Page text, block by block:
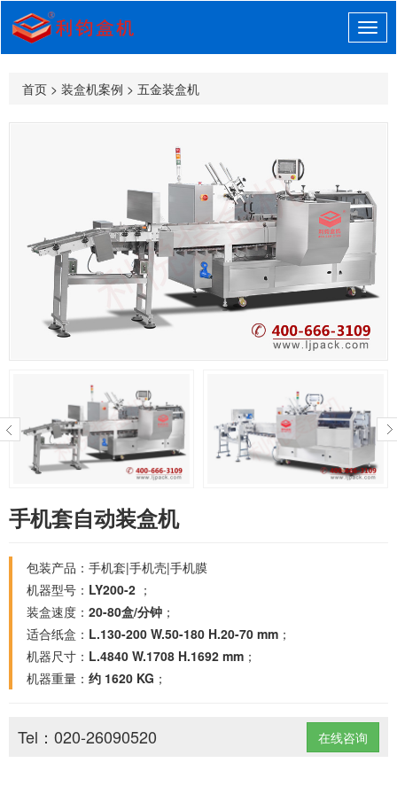
首页 > 装盒机案例 > 五金装盒机
手机套自动装盒机
包装产品：手机套|手机壳|手机膜
机器型号： LY200-2 ；
装盒速度： 20-80盒/分钟 ；
适合纸盒： L.130-200 W.50-180 H.20-70 mm ；
机器尺寸： L.4840 W.1708 H.1692 mm ；
机器重量： 约 1620 KG ；
在线咨询
Tel：020-26090520